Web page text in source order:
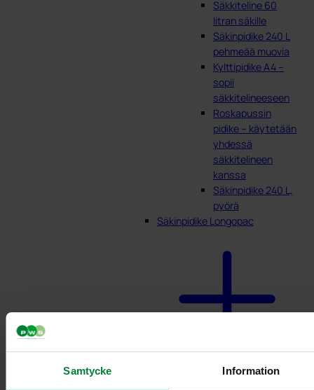
Samtycke Information
Säkkiteline 60
litran säkille
Säkinpidike 240 L
pehmeää muovia
Kylttipidike A4 –
sopii
säkkitelineeseen
Roskapussin
pidike – käytetään
yhdessä
säkkitelineen
kanssa
Säkinpidike 240 L,
pyörä
Säkinpidike Longopac